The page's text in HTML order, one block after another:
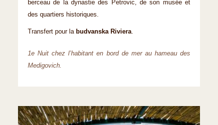
berceau de la dynastie des Petrovic, de son musée et
des quartiers historiques.
Transfert pour la budvanska Riviera.
1e Nuit chez l’habitant en bord de mer au hameau des
Medigovich.